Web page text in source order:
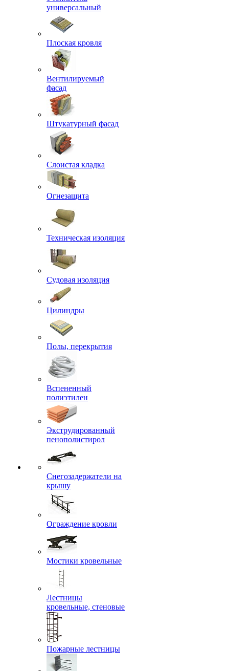
универсальный
Плоская кровля
Вентилируемый
фасад
Штукатурный фасад
Слоистая кладка
Огнезащита
Техническая изоляция
Судовая изоляция
Цилиндры
Полы, перекрытия
Вспененный
полиэтилен
Экструдированный
пенополистирол
Снегозадержатели на
крышу
Ограждение кровли
Мостики кровельные
Лестницы
кровельные, стеновые
Пожарные лестницы